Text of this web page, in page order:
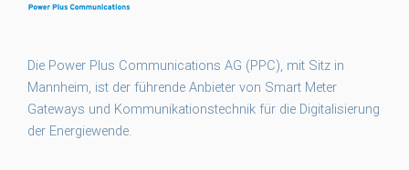
Die Power Plus Communications AG (PPC), mit Sitz in
Mannheim, ist der führende Anbieter von Smart Meter
Gateways und Kommunikationstechnik für die Digitalisierung
der Energiewende.